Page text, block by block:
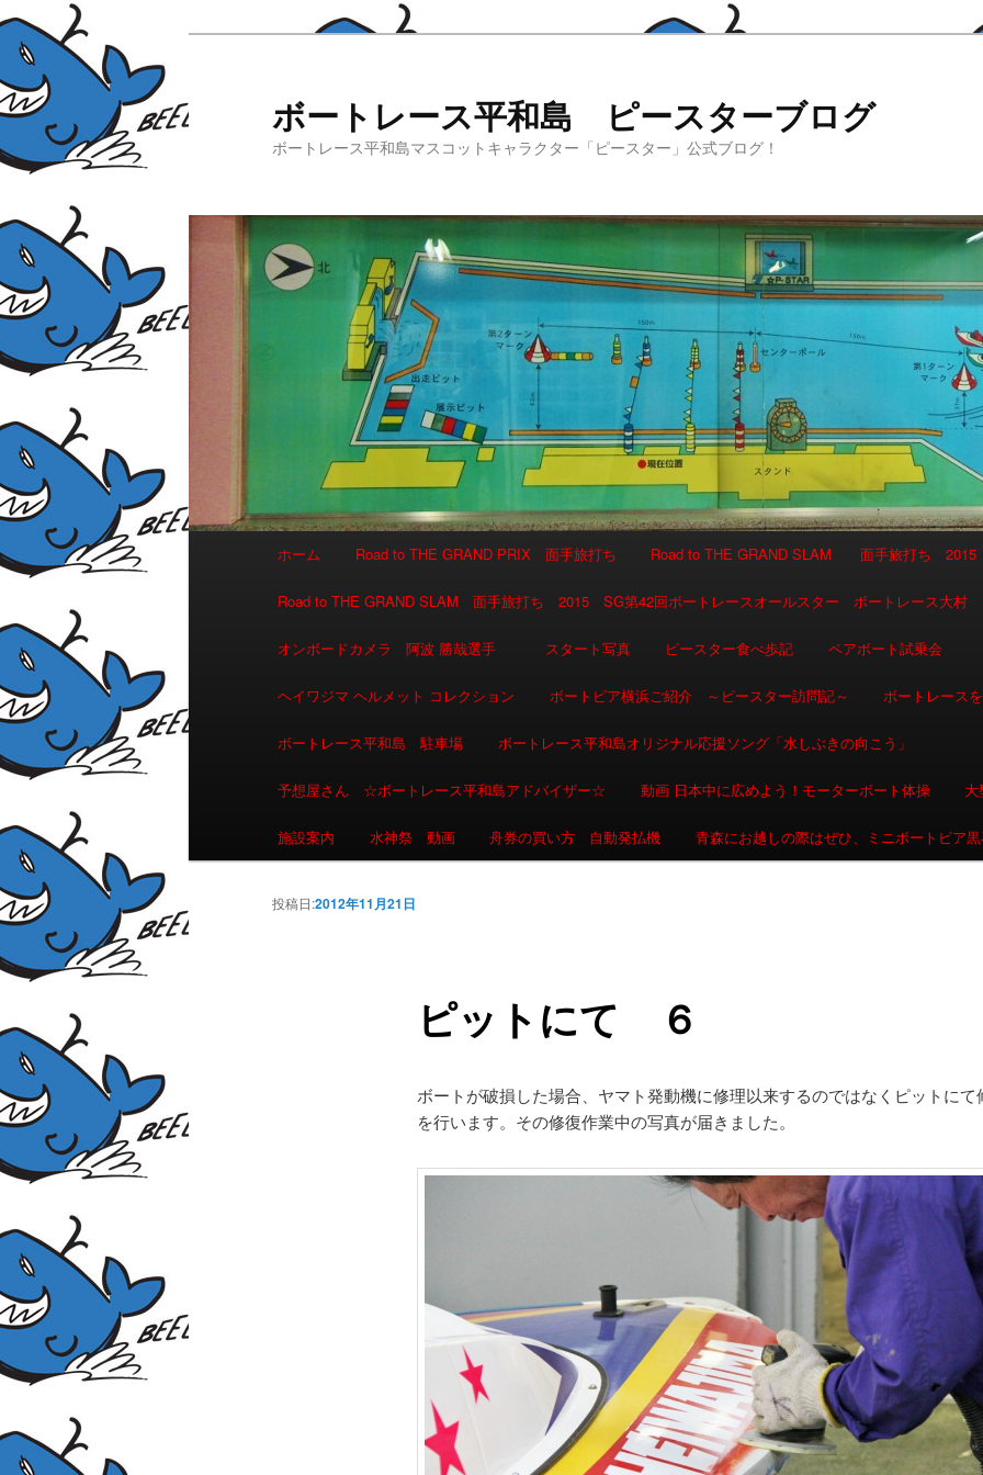
ボートレース平和島 ピースターブログ
ボートレース平和島マスコットキャラクター「ピースター」公式ブログ！
メインコンテンツへ移動
サブコンテンツへ移動
ホーム Road to THE GRAND PRIX 面手旅打ち Road to THE GRAND SLAM 面手旅打ち 2015
Road to THE GRAND SLAM 面手旅打ち 2015 SG第42回ボートレースオールスター ボートレース大村
オンボードカメラ 阿波 勝哉選手 スタート写真 ピースター食べ歩記 ペアボート試乗会
ヘイワジマ ヘルメット コレクション ボートピア横浜ご紹介 ～ピースター訪問記～ ボートレース
ボートレース平和島 駐車場 ボートレース平和島オリジナル応援ソング「水しぶきの向こう」
予想屋さん ☆ボートレース平和島アドバイザー☆ 動画 日本中に広めよう！モーターボート体操
施設案内 水神祭 動画 舟券の買い方 自動発払機 青森にお越しの際はぜひ、ミニボートピア
ピットにて ６
投稿日:2012年11月21日
ボートが破損した場合、ヤマト発動機に修理以来するのではなくピットにて
を行います。その修復作業中の写真が届きました。